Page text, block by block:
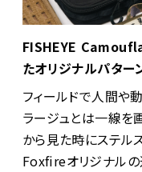
FISHEYE
たオリジナルパター
フィールドで人間や
ラージュとは一線を
から見た時にステル
Foxfireオリジナルの